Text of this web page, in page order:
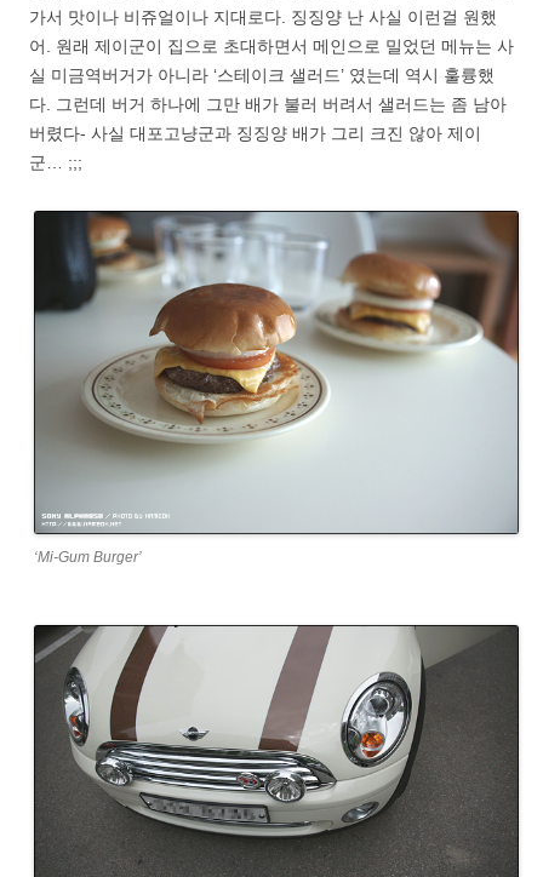
가서 맛이나 비쥬얼이나 지대로다. 징징양 난 사실 이런걸 원했
어. 원래 제이군이 집으로 초대하면서 메인으로 밀었던 메뉴는 사
실 미금역버거가 아니라 ‘스테이크 샐러드’ 였는데 역시 훌륭했
다. 그런데 버거 하나에 그만 배가 불러 버려서 샐러드는 좀 남아
버렸다- 사실 대포고냥군과 징징양 배가 그리 크진 않아 제이
군… ;;;
‘Mi-Gum Burger’